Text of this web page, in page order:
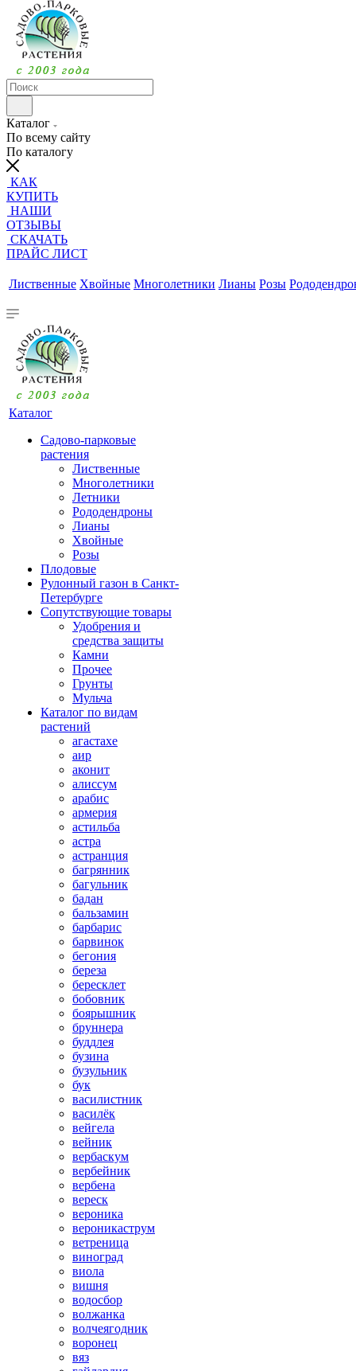
Каталог
По всему сайту
По каталогу
КАК
КУПИТЬ
НАШИ
ОТЗЫВЫ
СКАЧАТЬ
ПРАЙС ЛИСТ
Лиственные Хвойные Многолетники Лианы Розы
Каталог
Садово-парковые
растения
Лиственные
Многолетники
Летники
Рододендроны
Лианы
Хвойные
Розы
Плодовые
Рулонный газон в Санкт-
Петербурге
Сопутствующие товары
Удобрения и
средства защиты
Камни
Прочее
Грунты
Мульча
Каталог по видам
растений
агастахе
аир
аконит
алиссум
арабис
армерия
астильба
астра
астранция
багрянник
багульник
бадан
бальзамин
барбарис
барвинок
бегония
береза
бересклет
бобовник
боярышник
бруннера
буддлея
бузина
бузульник
бук
василистник
василёк
вейгела
вейник
вербаскум
вербейник
вербена
вереск
вероника
вероникаструм
ветреница
виноград
виола
вишня
водосбор
волжанка
волчеягодник
воронец
вяз